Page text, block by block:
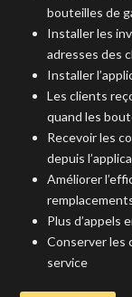
bouteilles de
Installer les
adresses des
Installer
Les clients
quand les
Recevoir les
depuis
Améliorer
Plus d’appels
Conserver les
service